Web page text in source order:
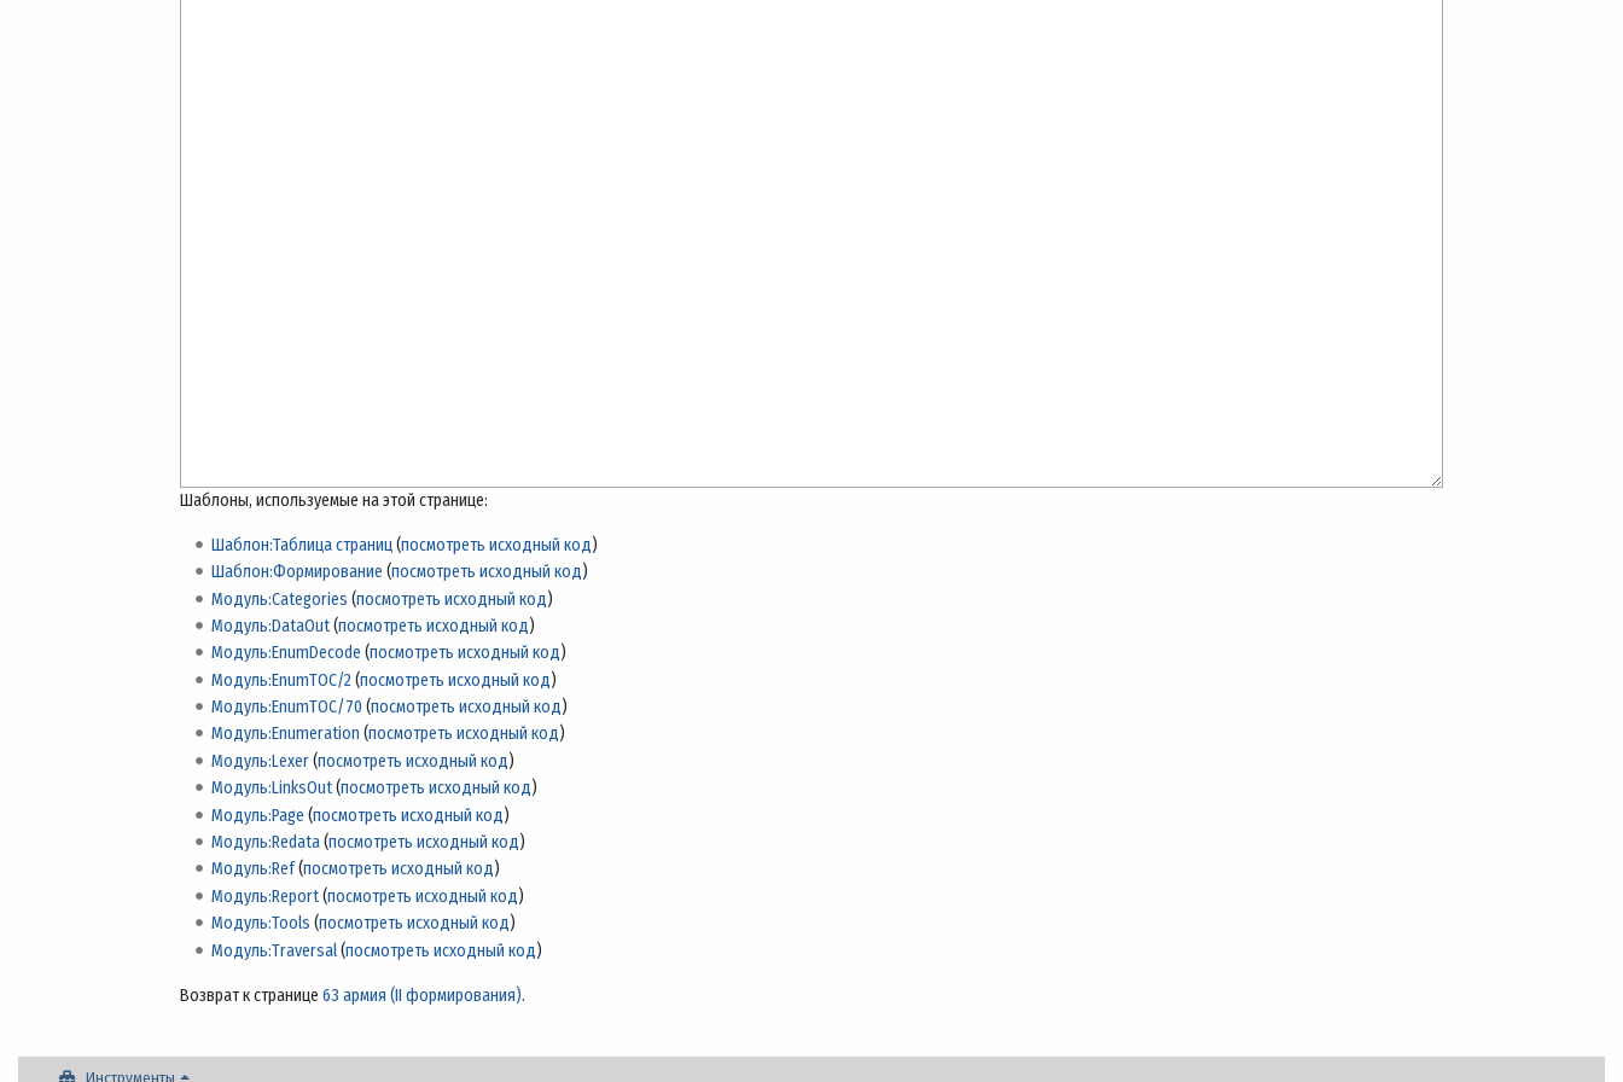
Шаблоны, используемые на этой странице:
Шаблон:Таблица страниц(посмотреть исходный код)
Шаблон:Формирование (посмотреть исходный код)
Модуль:Categories (посмотреть исходный код)
Модуль:DataOut(посмотреть исходный код)
Модуль:EnumDecode (посмотреть исходный код)
Модуль:EnumTOC/2(посмотреть исходный код)
Модуль:EnumTOC/70 (посмотреть исходный код)
Модуль:Enumeration (посмотреть исходный код)
Модуль:Lexer(посмотреть исходный код)
Модуль:LinksOut(посмотреть исходный код)
Модуль:Page (посмотреть исходный код)
Модуль:Redata(посмотреть исходный код)
Модуль:Ref(посмотреть исходный код)
Модуль:Report(посмотреть исходный код)
Модуль:Tools (посмотреть исходный код)
Модуль:Traversal(посмотреть исходный код)
Возврат к странице 63 армия (II формирования).
Инструменты